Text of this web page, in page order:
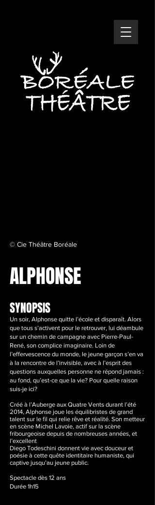
© Cie Théâtre Boréale
ALPHONSE
SYNOPSIS
Un soir, Alphonse quitte l’école et disparaît. Alors
que tous s’activent pour le retrouver, lui déambule
sur un chemin de campagne avec Pierre-Paul-
René, son complice imaginaire. Loin de
l’effervescence du monde, le jeune garçon s’en va
à la rencontre de l’invisible, avec à l’esprit des
questions auxquelles personne ne répond jamais :
au fond, qu’est-ce que la vie? Pour quelle raison
suis-je ici?
Créé à l’Auberge aux Quatre Vents durant l’été
2014, Alphonse joue les équilibristes de grand
talent sur le fil qui relie rêve et réalité. Son metteur
en scène Michel Lavoie, actif sur la scène
fribourgeoise depuis de nombreuses années, et
l’excellent
Diego Todeschini donnent vie avec douceur et
poésie à cette quête identitaire humaniste, qui
captive jusqu’au jeune public.
Spectacle dès 12 ans
Durée 1h15